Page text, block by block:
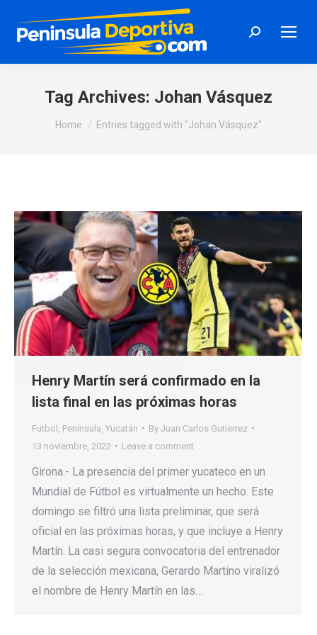
Search:
Tag Archives: Johan Vásquez
You are here:
Home Entries tagged with "Johan Vásquez"
Henry Martín será confirmado en la
lista final en las próximas horas
Futbol Península Yucatán By Juan Carlos Gutierrez
13 noviembre, 2022
Leave a comment
Girona.- La presencia del primer yucateco en un
Mundial de Fútbol es virtualmente un hecho. Este
domingo se filtró una lista preliminar, que será
oficial en las próximas horas, y que incluye a Henry
Martín. La casi segura convocatoria del entrenador
de la selección mexicana, Gerardo Martino viralizó
el nombre de Henry Martín en las…